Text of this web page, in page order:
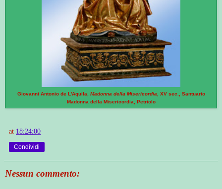
Giovanni Antonio de L'Aquila, Madonna della Misericordia , XV sec., Santuario
Madonna della Misericordia, Petriolo
at 18:24:00
Condividi
Nessun commento: